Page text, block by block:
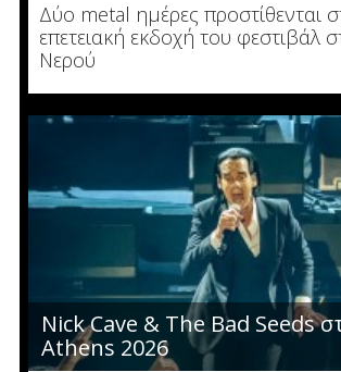
Δύο metal ημέρες προστίθενται
επετειακή εκδοχή του φεστιβάλ
Νερού
Nick Cave & The Bad Seeds
Athens 2026